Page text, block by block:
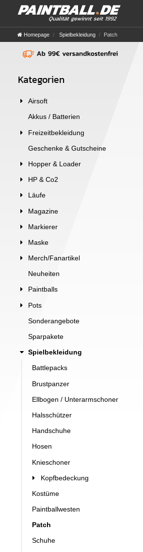
Homepage Spielbekleidung Patch
Kategorien
Airsoft
Akkus / Batterien
Freizeitbekleidung
Geschenke & Gutscheine
Hopper & Loader
HP & Co2
Läufe
Magazine
Markierer
Maske
Merch/Fanartikel
Neuheiten
Paintballs
Pots
Sonderangebote
Sparpakete
Spielbekleidung
Battlepacks
Brustpanzer
Ellbogen / Unterarmschoner
Halsschützer
Handschuhe
Hosen
Knieschoner
Kopfbedeckung
Kostüme
Paintballwesten
Patch
Schuhe